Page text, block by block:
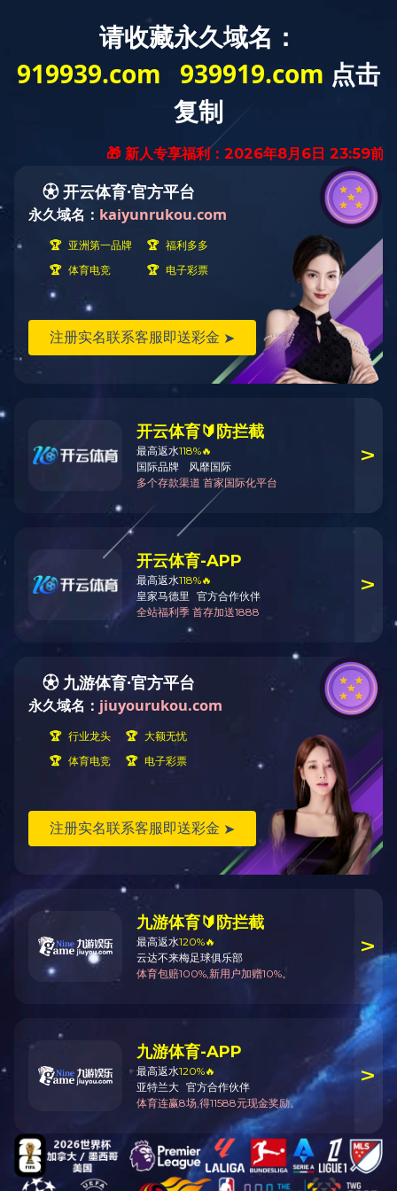
规划设计 居住球王会体育在线 商业球王会体育
滨海高新区国际交流中心
业主：天津海泰控股集团有限公司
建设地点：天津•滨海新区
服务内容：方案至施工图设计
为您推荐
世茂·湿地公元 万达广场（天津·河东）